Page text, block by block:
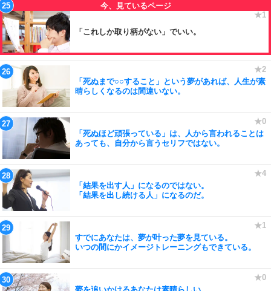
「これしか取り柄がない」でいい。
「死ぬまで○○すること」という夢があれば、人生が素
晴らしくなるのは間違いない。
「死ぬほど頑張っている」は、人から言われることは
あっても、自分から言うセリフではない。
「結果を出す人」になるのではない。
「結果を出し続ける人」になるのだ。
すでにあなたは、夢が叶った夢を見ている。
いつの間にかイメージトレーニングもできている。
夢を追いかけるあなたは素晴らしい。